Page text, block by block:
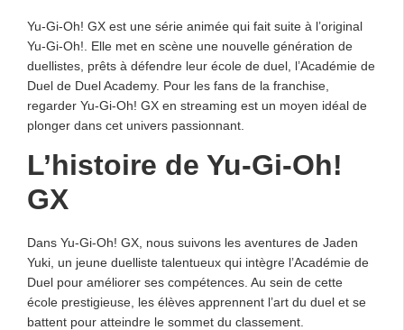
Yu-Gi-Oh! GX est une série animée qui fait suite à l’original
Yu-Gi-Oh!. Elle met en scène une nouvelle génération de
duellistes, prêts à défendre leur école de duel, l’Académie de
Duel de Duel Academy. Pour les fans de la franchise,
regarder Yu-Gi-Oh! GX en streaming est un moyen idéal de
plonger dans cet univers passionnant.
L’histoire de Yu-Gi-Oh!
GX
Dans Yu-Gi-Oh! GX, nous suivons les aventures de Jaden
Yuki, un jeune duelliste talentueux qui intègre l’Académie de
Duel pour améliorer ses compétences. Au sein de cette
école prestigieuse, les élèves apprennent l’art du duel et se
battent pour atteindre le sommet du classement.